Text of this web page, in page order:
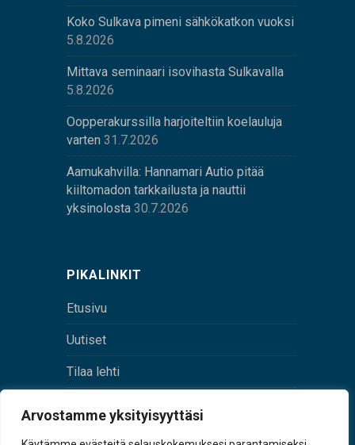
Arvostamme yksityisyyttäsi
Koko Sulkava pimeni sähkökatkon vuoksi
5.8.2026
Mittava seminaari isovihasta Sulkavalla
5.8.2026
Oopperakurssilla harjoiteltiin koelauluja
varten 31.7.2026
Aamukahvilla: Hannamari Autio pitää
kiiltomadon tarkkailusta ja nauttii
yksinolosta 30.7.2026
PIKALINKIT
Etusivu
Uutiset
Tilaa lehti